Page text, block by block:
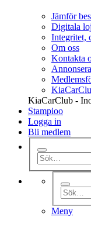
Jämför
Digitala
Integritet,
Om oss
Kontakta
KiaCarClub -
Stampioo
Logga in
Bli medlem
Meny